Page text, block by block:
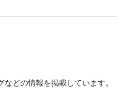
どの情報を掲載しています。